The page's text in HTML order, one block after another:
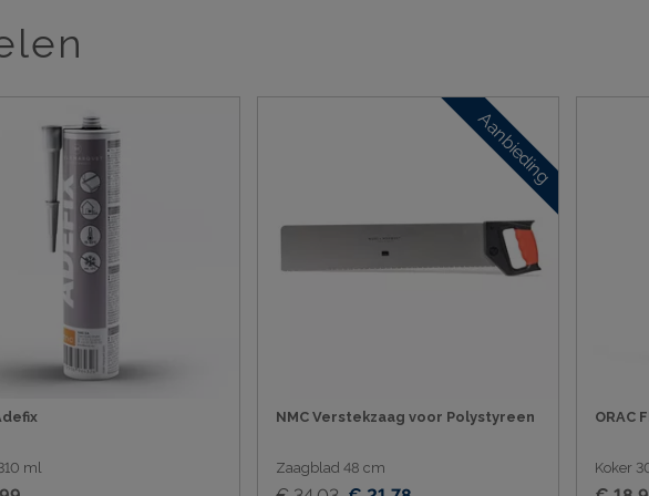
ml
Aanbieding
NMC Verstekzaag voor Polystyreen
Zaagblad 48 cm
ORAC
Koker